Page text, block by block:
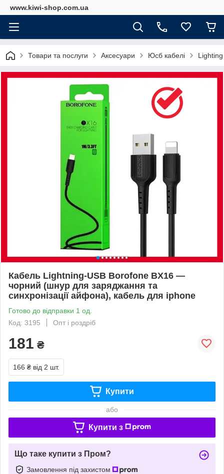
www.kiwi-shop.com.ua
Товари та послуги Аксесуари Юсб кабелі
Кабель Lightning-USB Borofone BX16 —
чорний (шнур для заряджання та
синхронізації айфона), кабель для iphone
Готово до відправки 1 од.
Код: 3195
Опт і роздріб
181 ₴
166 ₴ від 2 шт.
Купити
або
Купити з
Що таке купити з Пром?
Замовлення під захистом